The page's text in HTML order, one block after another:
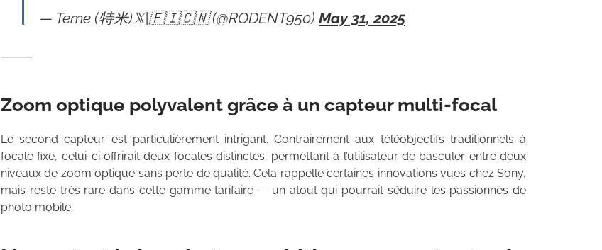
— Teme (特米)𝕏|🇫🇮🇨🇳 (@RODENT950) May 31, 2025
⸻
Zoom optique polyvalent grâce à un capteur multi-focal
Le second capteur est particulièrement intrigant. Contrairement aux téléobjectifs traditionnels à
focale fixe, celui-ci offrirait deux focales distinctes, permettant à l’utilisateur de basculer entre deux
niveaux de zoom optique sans perte de qualité. Cela rappelle certaines innovations vues chez Sony,
mais reste très rare dans cette gamme tarifaire — un atout qui pourrait séduire les passionnés de
photo mobile.